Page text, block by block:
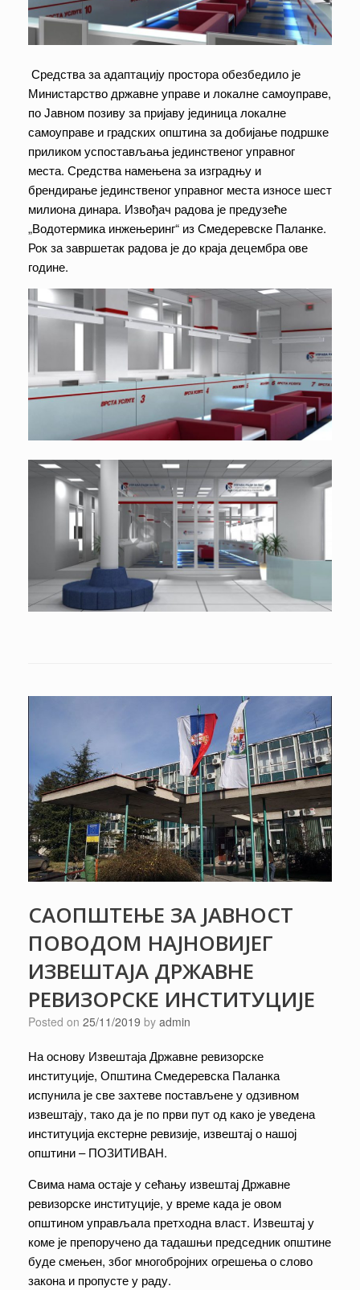
Средства за адаптацију простора обезбедило је
Министарство државне управе и локалне самоуправе,
по Јавном позиву за пријаву јединица локалне
самоуправе и градских општина за добијање подршке
приликом успостављања јединственог управног
места. Средства намењена за изградњу и
брендирање јединственог управног места износе шест
милиона динара. Извођач радова је предузеће
„Водотермика инжењеринг“ из Смедеревске Паланке.
Рок за завршетак радова је до краја децембра ове
године.
САОПШТЕЊЕ ЗА ЈАВНОСТ
ПОВОДОМ НАЈНОВИЈЕГ
ИЗВЕШТАЈА ДРЖАВНЕ
РЕВИЗОРСКЕ ИНСТИТУЦИЈЕ
Posted on 25/11/2019 by admin
На основу Извештаја Државне ревизорске
институције, Општина Смедеревска Паланка
испунила је све захтеве постављене у одзивном
извештају, тако да је по први пут од како је уведена
институција екстерне ревизије, извештај о нашој
општини – ПОЗИТИВАН.
Свима нама остаје у сећању извештај Државне
ревизорске институције, у време када је овом
општином управљала претходна власт. Извештај у
коме је препоручено да тадашњи председник општине
буде смењен, због многобројних огрешења о слово
закона и пропусте у раду.